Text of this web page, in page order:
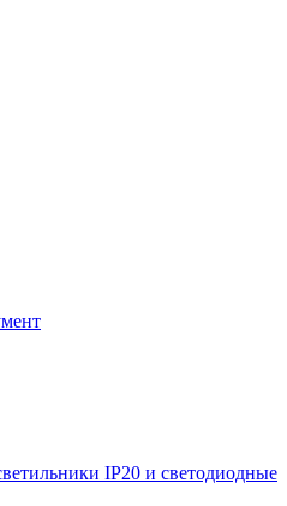
IP20 и светодиодные